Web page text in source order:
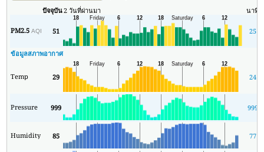
ปัจจุบัน2 วันที่ผ่านมา นาที
PM2.5AQI 51 25
ข้อมูลสภาพอากาศ
Temp 29 24
Pressure 999 999
Humidity 85 77